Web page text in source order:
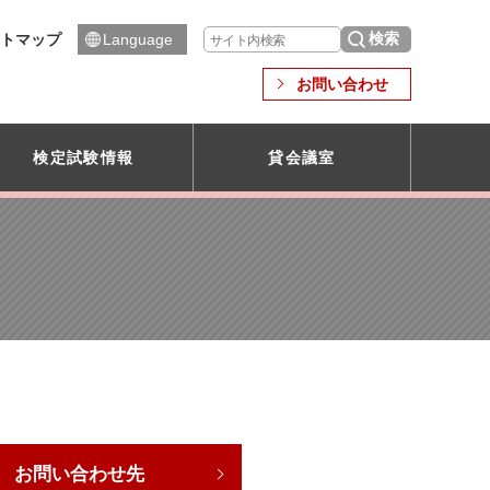
マップ Language
お問い合わせ
検定試験情報 貸会議室
お問い合わせ先